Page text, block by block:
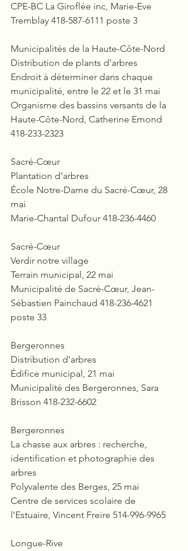
CPE-BC La Giroflée inc, Marie-Eve
Tremblay 418-587-6111 poste 3
Municipalités de la Haute-Côte-Nord
Distribution de plants d’arbres
Endroit à déterminer dans chaque
municipalité, entre le 22 et le 31 mai
Organisme des bassins versants de la
Haute-Côte-Nord, Catherine Emond
418-233-2323
Sacré-Cœur
Plantation d’arbres
École Notre-Dame du Sacré-Cœur, 28
mai
Marie-Chantal Dufour 418-236-4460
Sacré-Cœur
Verdir notre village
Terrain municipal, 22 mai
Municipalité de Sacré-Cœur, Jean-
Sébastien Painchaud 418-236-4621
poste 33
Bergeronnes
Distribution d’arbres
Édifice municipal, 21 mai
Municipalité des Bergeronnes, Sara
Brisson 418-232-6602
Bergeronnes
La chasse aux arbres : recherche,
identification et photographie des
arbres
Polyvalente des Berges, 25 mai
Centre de services scolaire de
l’Estuaire, Vincent Freire 514-996-9965
Longue-Rive